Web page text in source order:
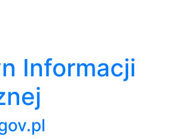
Informacji